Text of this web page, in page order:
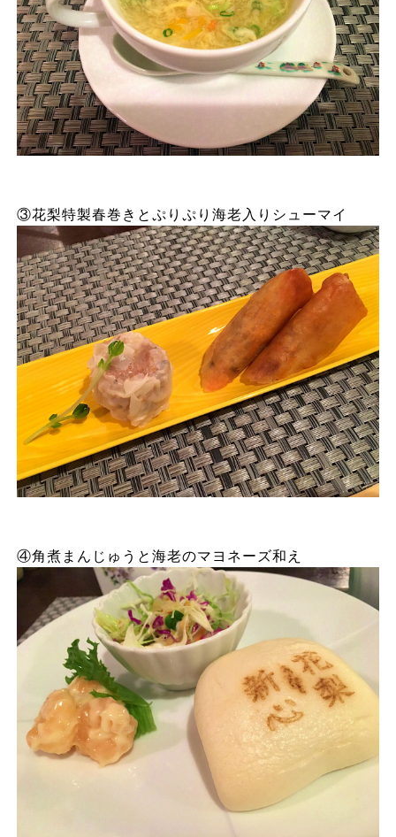
③花梨特製春巻きとぷりぷり海老入りシューマイ
④角煮まんじゅうと海老のマヨネーズ和え